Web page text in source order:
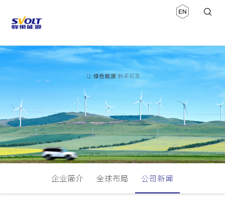
企业简介 全球布局 公司新闻